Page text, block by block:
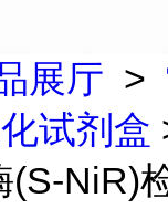
展厅 >
试剂盒
(S-NiR)